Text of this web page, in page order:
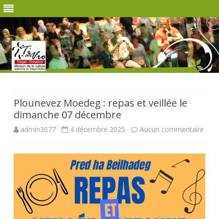
Plounevez Moedeg : repas et veillée le
dimanche 07 décembre
admin3077 4 décembre 2025 Aucun commentaire